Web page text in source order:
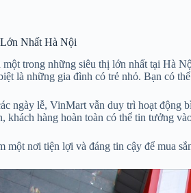
Nhất Hà Nội
trong những siêu thị lớn nhất tại Hà
là những gia đình có trẻ nhỏ. Bạn có
ngày lễ, VinMart vẫn duy trì hoạt động
khách hàng hoàn toàn có thể tin tưởng
một nơi tiện lợi và đáng tin cậy để mua